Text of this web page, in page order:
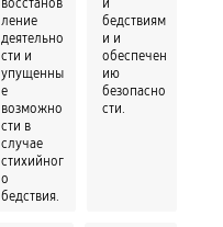
ление
деятельно
сти и
упущенны
е
возможно
сти в
случае
стихийног
о
бедствия.
бедствиям
и и
обеспечен
ию
безопасно
сти.